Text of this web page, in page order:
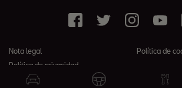
Nota legal
Política de
Política de privacidad
© 2026 Ondinauto todos los derechos reservados